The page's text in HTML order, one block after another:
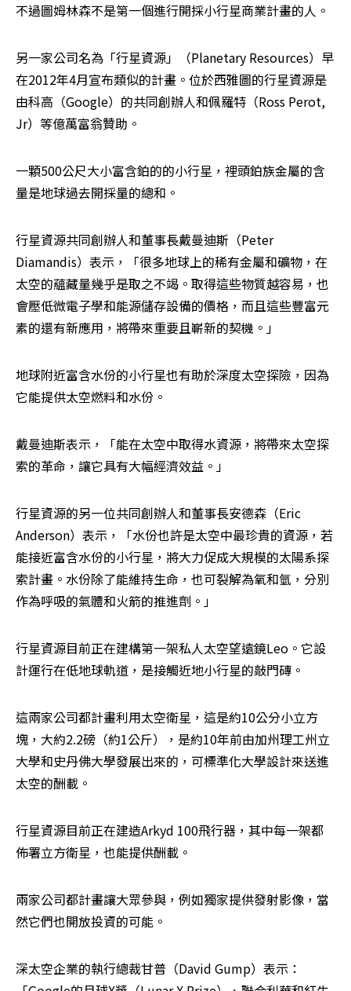
不過圖姆林森不是第一個進行開採小行星商業計畫的人。
另一家公司名為「行星資源」（Planetary Resources）早
在2012年4月宣布類似的計畫。位於西雅圖的行星資源是
由科高（Google）的共同創辦人和佩羅特（Ross Perot,
Jr）等億萬富翁贊助。
一顆500公尺大小富含鉑的的小行星，裡頭鉑族金屬的含
量是地球過去開採量的總和。
行星資源共同創辦人和董事長戴曼迪斯（Peter
Diamandis）表示，「很多地球上的稀有金屬和礦物，在
太空的蘊藏量幾乎是取之不竭。取得這些物質越容易，也
會壓低微電子學和能源儲存設備的價格，而且這些豐富元
素的還有新應用，將帶來重要且嶄新的契機。」
地球附近富含水份的小行星也有助於深度太空探險，因為
它能提供太空燃料和水份。
戴曼迪斯表示，「能在太空中取得水資源，將帶來太空探
索的革命，讓它具有大幅經濟效益。」
行星資源的另一位共同創辦人和董事長安德森（Eric
Anderson）表示，「水份也許是太空中最珍貴的資源，若
能接近富含水份的小行星，將大力促成大規模的太陽系探
索計畫。水份除了能維持生命，也可裂解為氧和氫，分別
作為呼吸的氣體和火箭的推進劑。」
行星資源目前正在建構第一架私人太空望遠鏡Leo。它設
計運行在低地球軌道，是接觸近地小行星的敲門磚。
這兩家公司都計畫利用太空衛星，這是約10公分小立方
塊，大約2.2磅（約1公斤），是約10年前由加州理工州立
大學和史丹佛大學發展出來的，可標準化大學設計來送進
太空的酬載。
行星資源目前正在建造Arkyd 100飛行器，其中每一架都
佈署立方衛星，也能提供酬載。
兩家公司都計畫讓大眾參與，例如獨家提供發射影像，當
然它們也開放投資的可能。
深太空企業的執行總裁甘普（David Gump）表示：